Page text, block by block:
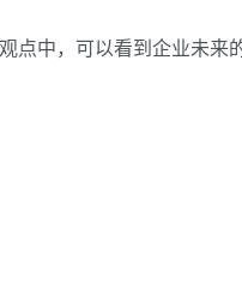
点中，可以看到企业未来